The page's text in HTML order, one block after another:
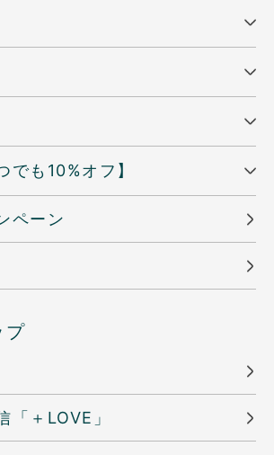
でも10%オフ】
ペーン
プ
「＋LOVE」